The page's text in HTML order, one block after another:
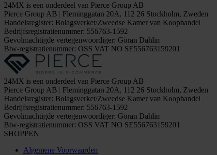
24MX is een onderdeel van Pierce Group AB
Pierce Group AB | Fleminggatan 20A, 112 26 Stockholm, Zweden
Handelsregister: Bolagsverket/Zweedse Kamer van Koophandel
Bedrijfsregistratienummer: 556763-1592
Gevolmachtigde vertegenwoordiger: Göran Dahlin
Btw-registratienummer: OSS VAT NO SE556763159201
24MX is een onderdeel van Pierce Group AB
Pierce Group AB | Fleminggatan 20A, 112 26 Stockholm, Zweden
Handelsregister: Bolagsverket/Zweedse Kamer van Koophandel
Bedrijfsregistratienummer: 556763-1592
Gevolmachtigde vertegenwoordiger: Göran Dahlin
Btw-registratienummer: OSS VAT NO SE556763159201
SHOPPEN
Algemene Voorwaarden